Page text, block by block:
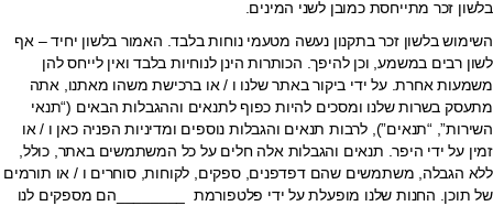
בלשון זכר מתייחסת כמובן לשני המינים.
השימוש בלשון זכר בתקנון נעשה מטעמי נוחות בלבד. האמור בלשון יחיד – אף
לשון רבים במשמע, וכן להיפך. הכותרות הינן לנוחיות בלבד ואין לייחס להן
משמעות אחרת. על ידי ביקור באתר שלנו ו / או ברכישת משהו מאתנו, אתה
מתעסק בשרות שלנו ומסכים להיות כפוף לתנאים וההגבלות הבאים (“תנאי
השירות”, “תנאים”), לרבות תנאים והגבלות נוספים ומדיניות הפניה כאן ו / או
זמין על ידי היפר. תנאים והגבלות אלה חלים על כל המשתמשים באתר, כולל,
ללא הגבלה, משתמשים שהם דפדפנים, ספקים, לקוחות, סוחרים ו / או תורמים
של תוכן. החנות שלנו מופעלת על ידי פלטפורמת ________הם מספקים לנו